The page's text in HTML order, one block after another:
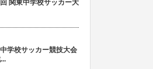
関東中学校サッカー大
学校サッカー競技大会